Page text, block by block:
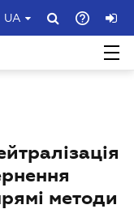
UA
методи